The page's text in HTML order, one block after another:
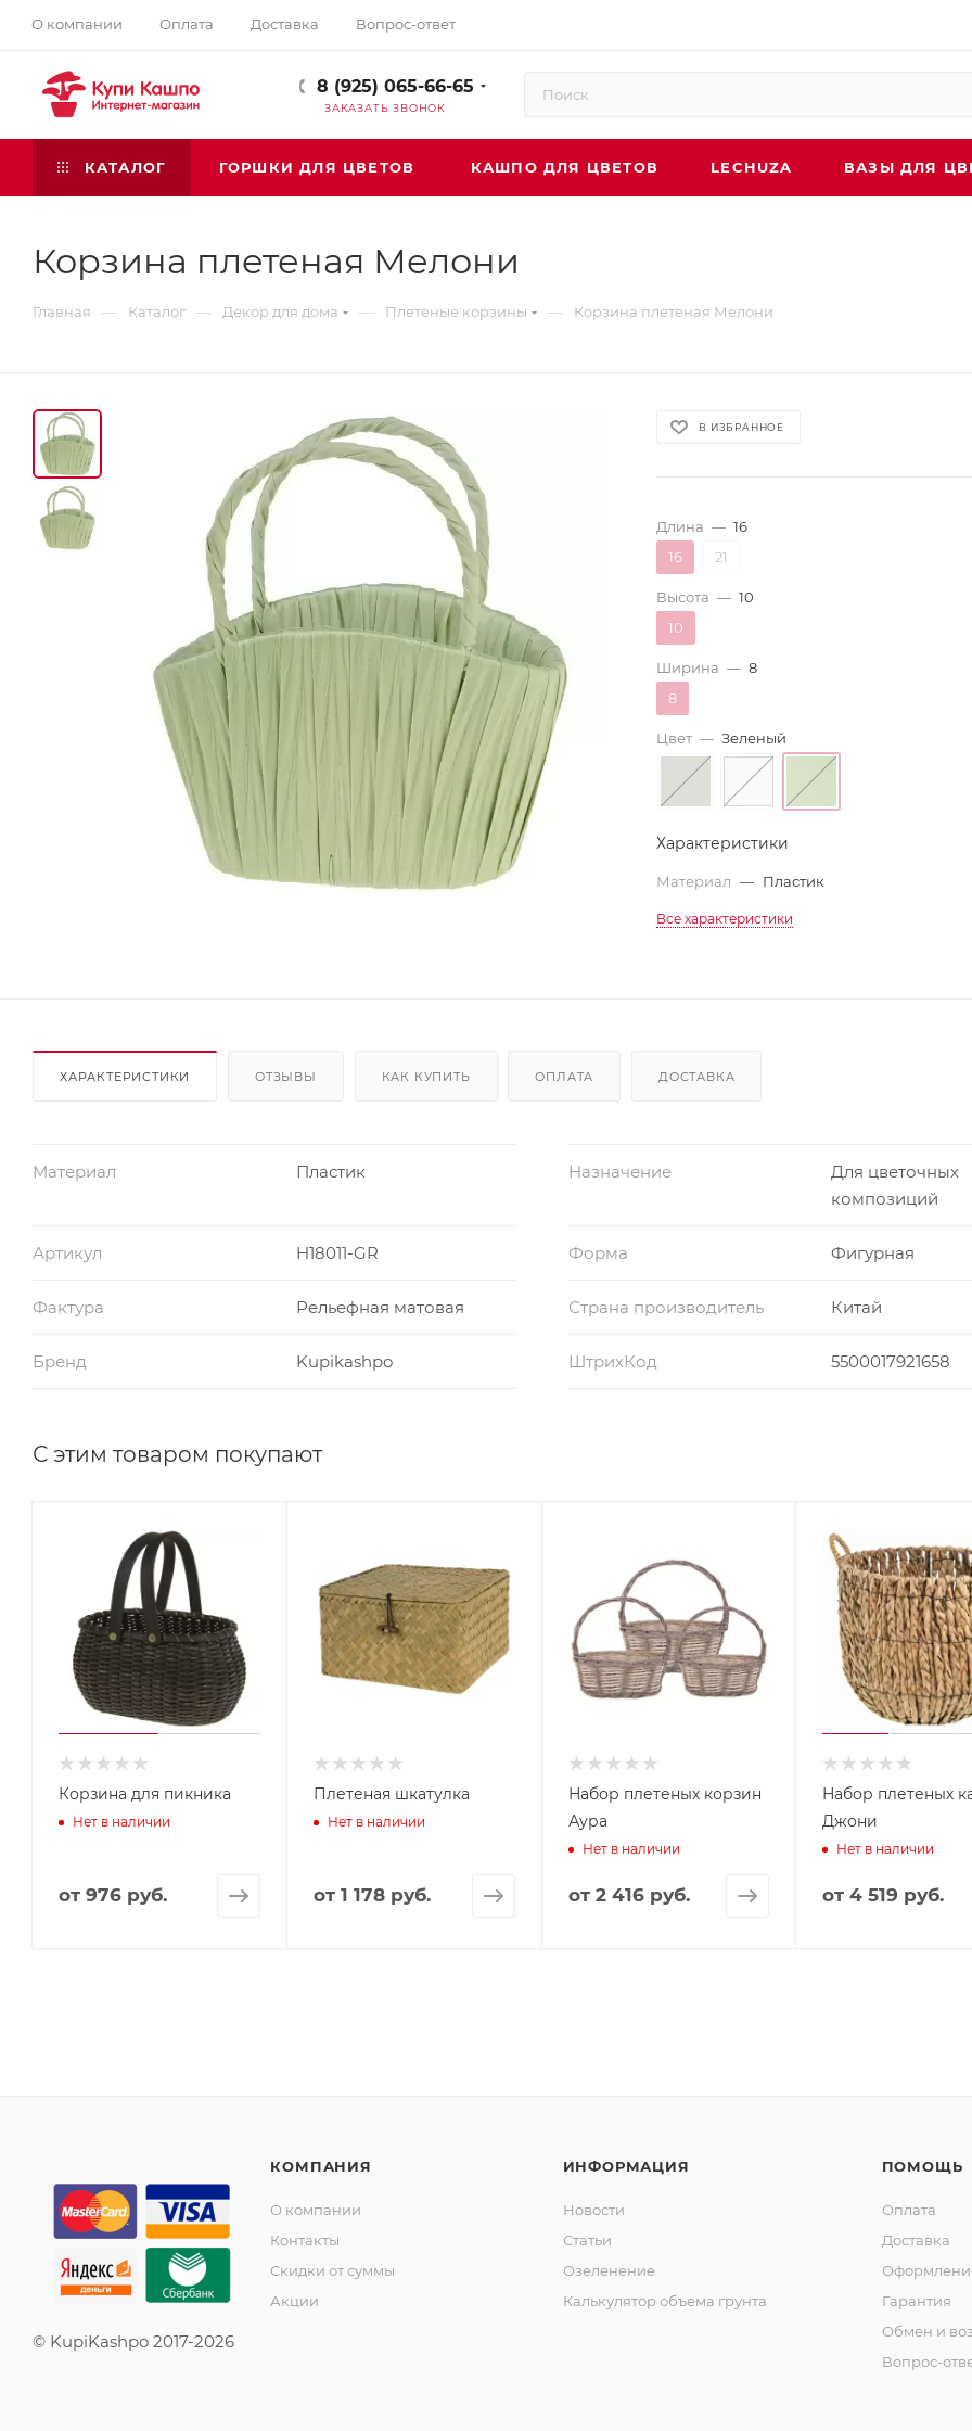
О компании Оплата Доставка Вопрос-ответ
8 (925) 065-66-65
ЗАКАЗАТЬ ЗВОНОК
КАТАЛОГ ГОРШКИ ДЛЯ ЦВЕТОВ КАШПО ДЛЯ ЦВЕТОВ LECHUZA ВАЗЫ ДЛЯ
Корзина плетеная Мелони
Главная — Каталог — Декор для дома — Плетеные корзины — Корзина плетеная Мелони
В ИЗБРАННОЕ
Длина — 16
16
21
Высота — 10
10
Ширина — 8
8
Цвет — Зеленый
Характеристики
Материал — Пластик
Все характеристики
ХАРАКТЕРИСТИКИ ОТЗЫВЫ КАК КУПИТЬ ОПЛАТА ДОСТАВКА
Материал Пластик Назначение
Для цветочных
композиций
Артикул H18011-GR Форма Фигурная
Фактура Рельефная матовая Страна производитель Китай
Бренд Kupikashpo ШтрихКод 5500017921658
С этим товаром покупают
Корзина для пикника
Нет в наличии
от 976 руб.
Плетеная шкатулка
Нет в наличии
от 1 178 руб.
Набор плетеных корзин
Аура
Нет в наличии
от 2 416 руб.
Набор плетеных
Джони
Нет в наличии
от4 519 руб.
© KupiKashpo 2017-2026
КОМПАНИЯ
О компании
Контакты
Скидки от суммы
Акции
ИНФОРМАЦИЯ
Новости
Статьи
Озеленение
Калькулятор объема грунта
ПОМОЩЬ
Оплата
Доставка
Гарантия
Обмен и
Вопрос-